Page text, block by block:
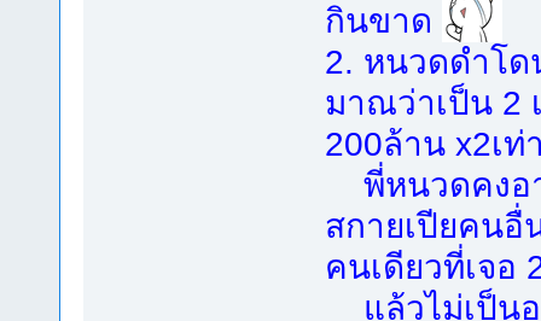
กินขาด
2. หนวดดำโด
มาณว่าเป็น 2
200ล้าน x2เท่
พี่หนวดคงอา
สกายเปียคน
คนเดียวที่เจอ
แล้วไม่เป็นอ